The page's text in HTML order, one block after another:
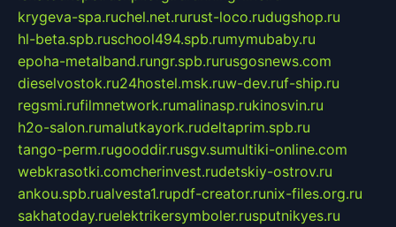
krygeva-spa.ruchel.net.rurust-loco.rudugshop.ru
hl-beta.spb.ruschool494.spb.rumymubaby.ru
epoha-metalband.rungr.spb.rurusgosnews.com
dieselvostok.ru24hostel.msk.ruw-dev.ruf-ship.ru
regsmi.rufilmnetwork.rumalinasp.rukinosvin.ru
h2o-salon.rumalutkayork.rudeltaprim.spb.ru
tango-perm.rugooddir.rusgv.sumultiki-online.com
webkrasotki.comcherinvest.rudetskiy-ostrov.ru
ankou.spb.rualvesta1.rupdf-creator.runix-files.org.ru
sakhatoday.ruelektrikersymboler.rusputnikyes.ru